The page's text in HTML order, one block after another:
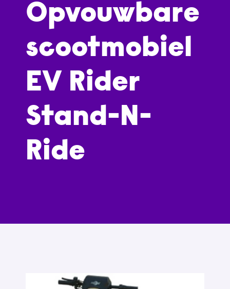
Opvouwbare
scootmobiel
EV Rider
Stand-N-
Ride